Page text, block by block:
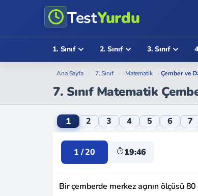
TestYurdu
1. Sınıf 2. Sınıf 3. Sınıf
Ana Sayfa › 7. Sınıf › Matematik › Çember ve
7. Sınıf Matematik
7. Sınıf Matematik Çember ve
1 2 3 4 5 6 7
1 / 20 19:46
Bir çemberde merkez açının ölçüsü